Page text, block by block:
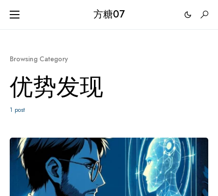
方糖07
Browsing Category
优势发现
1 post